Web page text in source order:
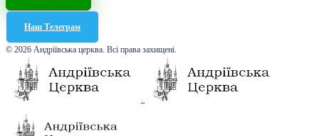
Наш Телеграм
© 2026 Андріївська церква. Всі права захищені.